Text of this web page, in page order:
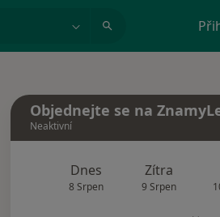
Objednejte se na
Neaktivní
Dnes
8 Srpen
Zítra
9 Srpen